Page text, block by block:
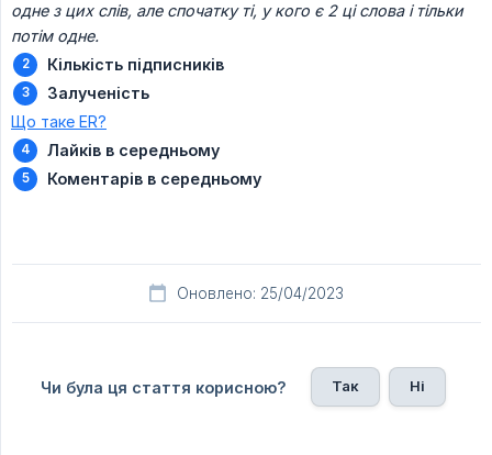
одне з цих слів, але спочатку ті, у кого є 2 ці слова і тільки
потім одне.
Кількість підписників
Залученість
Що таке ER?
Лайків в середньому
Коментарів в середньому
Оновлено: 25/04/2023
Чи була ця стаття корисною? Так Ні